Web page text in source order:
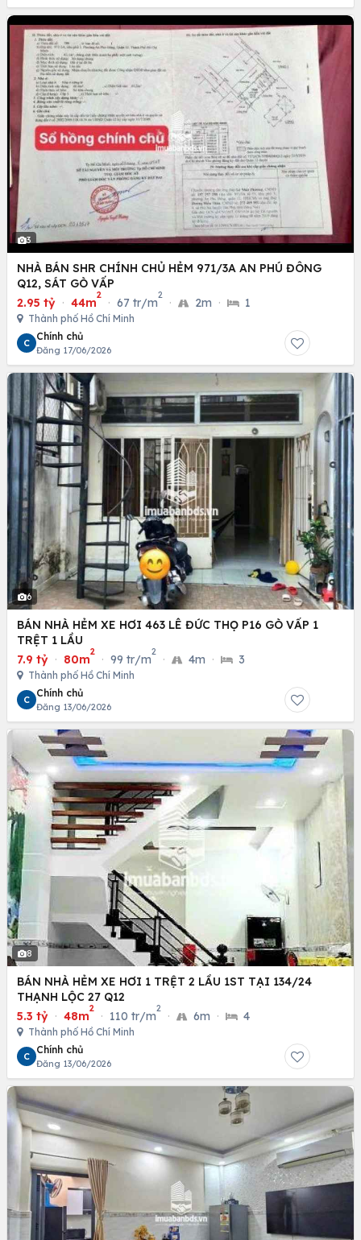
3
NHÀ BÁN SHR CHÍNH CHỦ HẺM 971/3A AN PHÚ ĐÔNG
Q12, SÁT GÒ VẤP
2.95 tỷ · 44m
2
· 67 tr/m
2
· 2m · 1
Thành phố Hồ Chí Minh
C
Chính chủ
Đăng 17/06/2026
6
BÁN NHÀ HẺM XE HƠI 463 LÊ ĐỨC THỌ P16 GÒ VẤP 1
TRỆT 1 LẦU
7.9 tỷ · 80m
2
· 99 tr/m
2
· 4m · 3
Thành phố Hồ Chí Minh
C
Chính chủ
Đăng 13/06/2026
8
BÁN NHÀ HẺM XE HƠI 1 TRỆT 2 LẦU 1ST TẠI 134/24
THẠNH LỘC 27 Q12
5.3 tỷ · 48m
2
· 110 tr/m
2
· 6m · 4
Thành phố Hồ Chí Minh
C
Chính chủ
Đăng 13/06/2026